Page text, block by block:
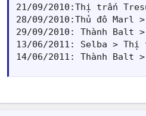
21/09/2010:Thị trấn
28/09/2010:Thủ đô Marl
29/09/2010: Thành Balt
13/06/2011: Selba > Thị
14/06/2011: Thành Balt >